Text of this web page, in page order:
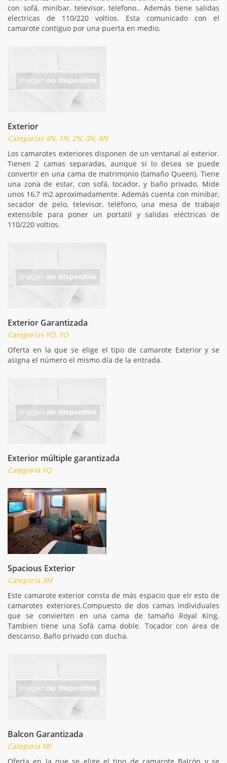
con sofá, minibar, televisor, telefono.. Además tiene salidas
electricas de 110/220 voltios. Esta comunicado con el
camarote contiguo por una puerta en medio.
Exterior
Categorías 4N, 1N, 2N, 3N, 8N
Los camarotes exteriores disponen de un ventanal al exterior.
Tienen 2 camas separadas, aunque si lo desea se puede
convertir en una cama de matrimonio (tamaño Queen). Tiene
una zona de estar, con sofá, tocador, y baño privado. Mide
unos 16,7 m2 aproximadamente. Además cuenta con minibar,
secador de pelo, televisor, teléfono, una mesa de trabajo
extensible para poner un portatil y salidas eléctricas de
110/220 voltios.
Exterior Garantizada
Categorías YO, YO
Oferta en la que se elige el tipo de camarote Exterior y se
asigna el número el mismo día de la entrada.
Exterior múltiple garantizada
Categoría YQ
Spacious Exterior
Categoría 3M
Este camarote exterior consta de más espacio que elr esto de
camarotes exteriores.Compuesto de dos camas individuales
que se convierten en una cama de tamaño Royal King.
Tambien tiene una Sofá cama doble. Tocador con área de
descanso. Baño privado con ducha.
Balcon Garantizada
Categoría XB